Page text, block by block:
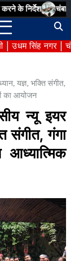
चंबा बीडीसी बैठक:
उधम सिंह नगर
यज्ञ, भक्ति संगीत,
का आयोजन
न्यू इयर
संगीत, गंगा